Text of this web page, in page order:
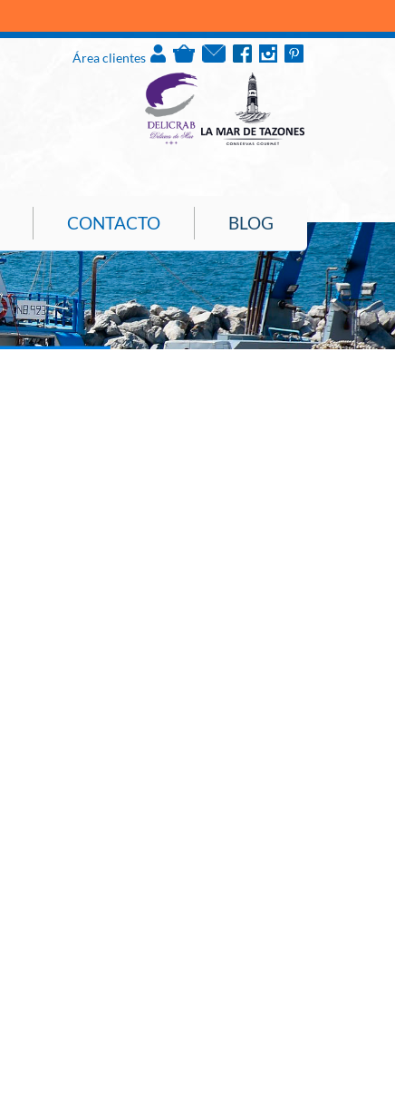
Área clientes
CONTACTO BLOG